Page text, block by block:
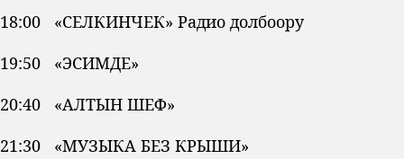
18:00 «СЕЛКИНЧЕК» Радио долбоору
19:50 «ЭСИМДЕ»
20:40 «АЛТЫН ШЕФ»
21:30 «МУЗЫКА БЕЗ КРЫШИ»